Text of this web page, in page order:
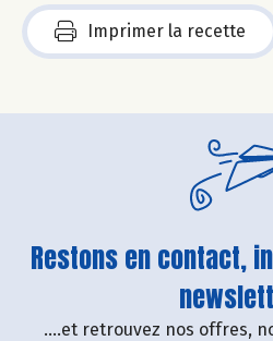
Imprimer la recette
Restons en contact,
....et retrouvez nos offres,